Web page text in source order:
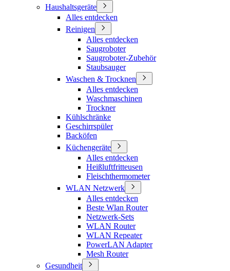
Haushaltsgeräte
Alles entdecken
Reinigen
Alles entdecken
Saugroboter
Saugroboter-Zubehör
Staubsauger
Waschen & Trocknen
Alles entdecken
Waschmaschinen
Trockner
Kühlschränke
Geschirrspüler
Backöfen
Küchengeräte
Alles entdecken
Heißluftfritteusen
Fleischthermometer
WLAN Netzwerk
Alles entdecken
Beste Wlan Router
Netzwerk-Sets
WLAN Router
WLAN Repeater
PowerLAN Adapter
Mesh Router
Gesundheit